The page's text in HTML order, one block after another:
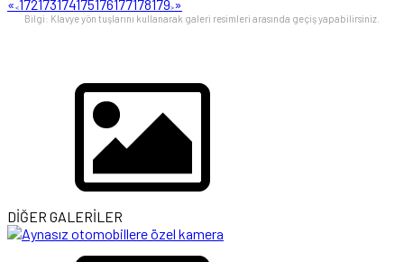
« <172173174175176177178179>»
Bilgi: Klavye yön tuşlarını kullanarak galeri resimleri arasında geçiş yapabilirsiniz.
DİĞER GALERİLER